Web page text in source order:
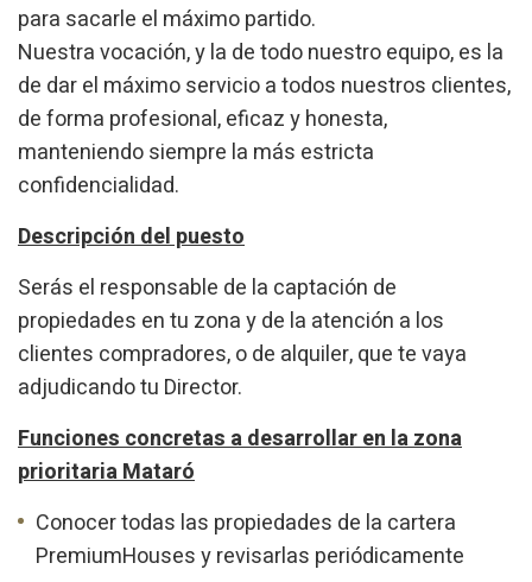
para sacarle el máximo partido.
Nuestra vocación, y la de todo nuestro equipo, es la
de dar el máximo servicio a todos nuestros clientes,
de forma profesional, eficaz y honesta,
manteniendo siempre la más estricta
confidencialidad.
Descripción del puesto
Serás el responsable de la captación de
propiedades en tu zona y de la atención a los
clientes compradores, o de alquiler, que te vaya
adjudicando tu Director.
Funciones concretas a desarrollar en la zona
prioritaria Mataró
Conocer todas las propiedades de la cartera
PremiumHouses y revisarlas periódicamente
Modifier les cookies
Technique et Fonctionnel
Toujours actif
Ce site Web utilise ses propres cookies pour collecter des
informations afin d'améliorer nos services. Si vous
continuez à naviguer, vous acceptez leur installation.
pouvant, s'il le souhaite, empêcher leur installation sur son
disque dur, même s'il doit garder à l'esprit qu'une telle
site.
Analyse et Personnalisation
Ils permettent le suivi et l'analyse du comportement des
utilisateurs de ce site. Les informations collectées via ce
Web pour l'élaboration des profils de navigation des
utilisateurs afin d'introduire des améliorations basées sur
l'analyse des données d'utilisation effectuée par les
sauvegarder les informations de préférence de l'utilisateur
pour améliorer la qualité de nos services et offrir une
meilleure expérience grâce aux produits recommandés.